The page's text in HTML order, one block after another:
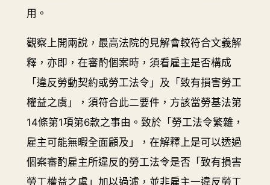
用。
觀察上開兩說，最高法院的見解會較符合文義解
釋，亦即，在審酌個案時，須看雇主是否構成
「違反勞動契約或勞工法令」及「致有損害勞工
權益之虞」，須符合此二要件，方該當勞基法第
14條第1項第6款之事由。致於「勞工法令繁雜，
雇主可能無暇全面顧及」，在解釋上是可以透過
個案審酌雇主所違反的勞工法令是否「致有損害
勞工權益之虞」加以過濾，並非雇主一違反勞工